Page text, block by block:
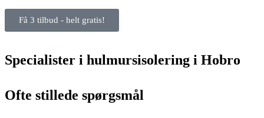
Få 3 tilbud - helt gratis!
Specialister i hulmursisolering i Hobro
Ofte stillede spørgsmål